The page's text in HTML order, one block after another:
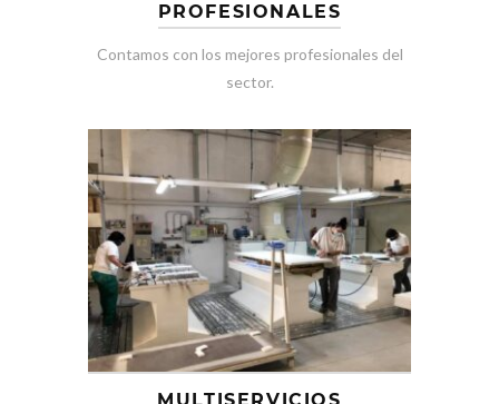
PROFESIONALES
Contamos con los mejores profesionales del
sector.